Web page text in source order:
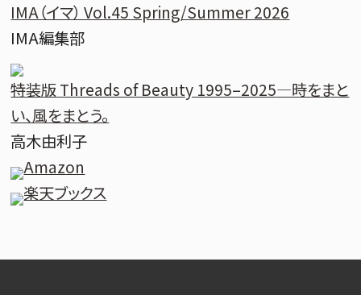
IMA（イマ） Vol.45 Spring/Summer 2026
IMA編集部
特装版 Threads of Beauty 1995–2025―時をまと
い、風をまとう。
高木由利子
Amazon
楽天ブックス